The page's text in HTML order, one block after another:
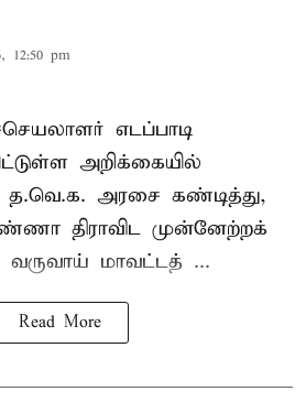
12:50 pm
எடப்பாடி
அறிக்கையில்
த.வெ.க. அரசை கண்டித்து,
திராவிட முன்னேற்றக்
வருவாய் மாவட்டத் ...
Read More